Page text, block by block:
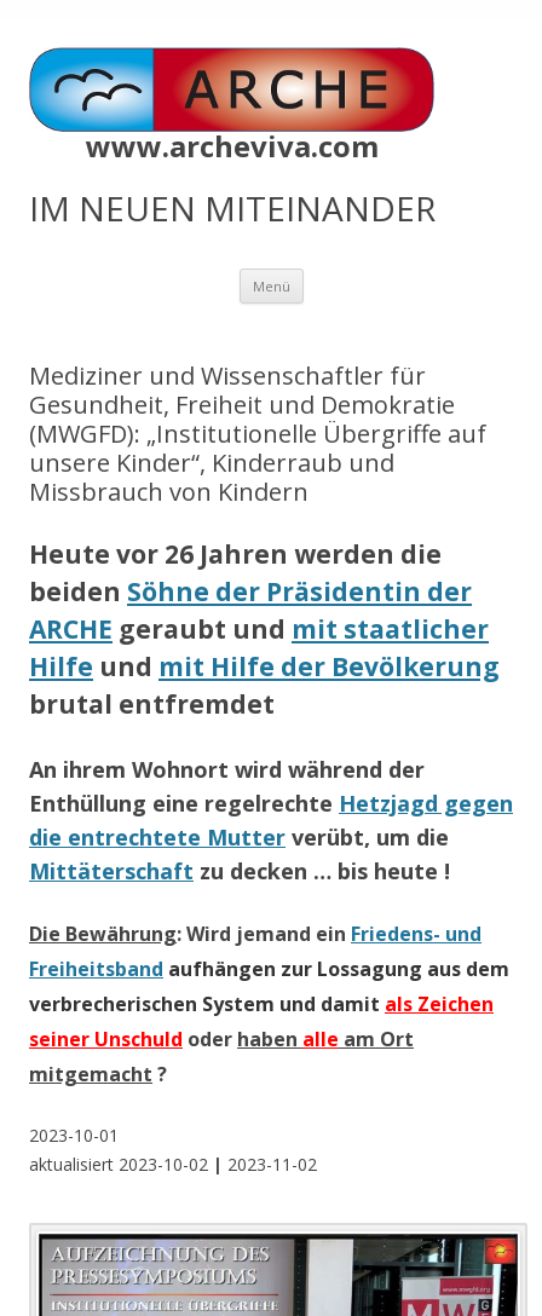
www.archeviva.com
IM NEUEN MITEINANDER
Menü Zum
springen
Mediziner und Wissenschaftler für
Gesundheit, Freiheit und Demokratie
(MWGFD): „Institutionelle Übergriffe auf
unsere Kinder“, Kinderraub und
Missbrauch von Kindern
Heute vor 26 Jahren werden die
beiden Söhne der Präsidentin der
ARCHE geraubt und mit staatlicher
Hilfe und mit Hilfe der Bevölkerung
brutal entfremdet
An ihrem Wohnort wird während der
Enthüllung eine regelrechte Hetzjagd gegen
die entrechtete Mutter verübt, um die
Mittäterschaft zu decken … bis heute !
Die Bewährung: Wird jemand ein Friedens- und
Freiheitsband aufhängen zur Lossagung aus dem
verbrecherischen System und damit als Zeichen
seiner Unschuld oder haben alle am Ort
mitgemacht ?
2023-10-01
aktualisiert 2023-10-02 | 2023-11-02